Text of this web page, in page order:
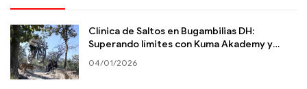
Clínica de Saltos en Bugambilias DH:
Superando límites con Kuma Akademy y
Polygon Bikes
04/01/2026